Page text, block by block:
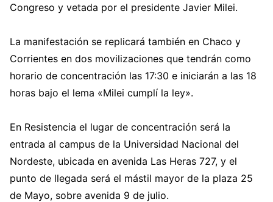
Congreso y vetada por el presidente Javier Milei.
La manifestación se replicará también en Chaco y
Corrientes en dos movilizaciones que tendrán como
horario de concentración las 17:30 e iniciarán a las 18
horas bajo el lema «Milei cumplí la ley».
En Resistencia el lugar de concentración será la
entrada al campus de la Universidad Nacional del
Nordeste, ubicada en avenida Las Heras 727, y el
punto de llegada será el mástil mayor de la plaza 25
de Mayo, sobre avenida 9 de julio.